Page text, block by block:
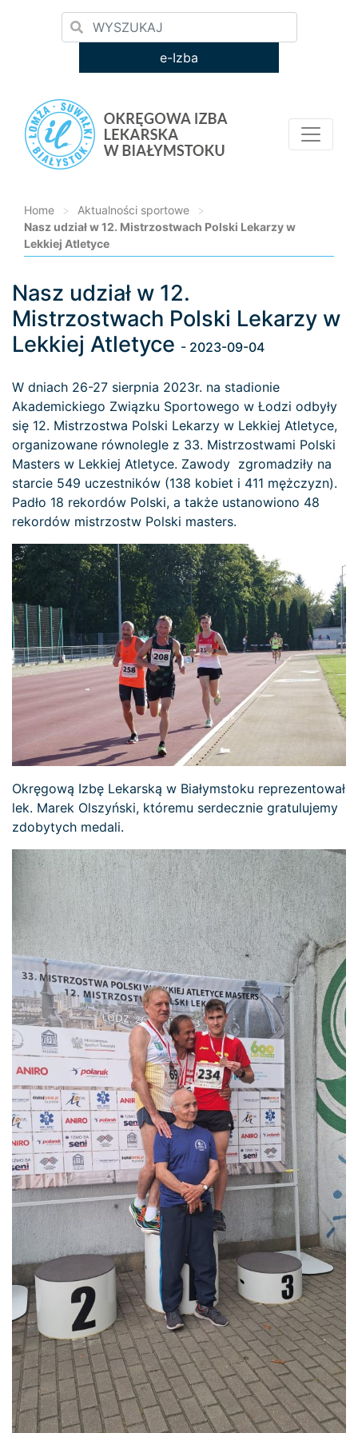
e-Izba
Home > Aktualności sportowe
>
Nasz udział w 12. Mistrzostwach Polski Lekarzy w
Lekkiej Atletyce
Loading...
Nasz udział w 12.
Mistrzostwach Polski Lekarzy w
Lekkiej Atletyce - 2023-09-04
W dniach 26-27 sierpnia 2023r. na stadionie
Akademickiego Związku Sportowego w Łodzi odbyły
się 12. Mistrzostwa Polski Lekarzy w Lekkiej Atletyce,
organizowane równolegle z 33. Mistrzostwami Polski
Masters w Lekkiej Atletyce. Zawody zgromadziły na
starcie 549 uczestników (138 kobiet i 411 mężczyzn).
Padło 18 rekordów Polski, a także ustanowiono 48
rekordów mistrzostw Polski masters.
Okręgową Izbę Lekarską w Białymstoku reprezentował
lek. Marek Olszyński, któremu serdecznie gratulujemy
zdobytych medali.